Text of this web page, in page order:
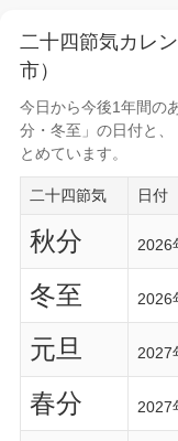
二十四節気カレ
市）
今日から今後1年間の
分・冬至」の日付と、
とめています。
二十四節気 日付
秋分 2026
冬至
2026
元旦
2027
春分
2027